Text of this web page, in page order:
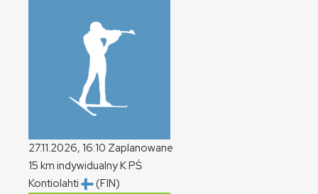
27.11.2026, 16:10 Zaplanowane
15 km indywidualnyKPŚ
Kontiolahti
(FIN)